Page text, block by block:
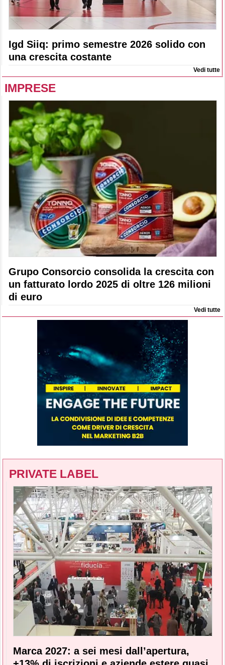
Igd Siiq: primo semestre 2026 solido con
una crescita costante
Vedi tutte
IMPRESE
Grupo Consorcio consolida la crescita con
un fatturato lordo 2025 di oltre 126 milioni
di euro
Vedi tutte
PRIVATE LABEL
Marca 2027: a sei mesi dall’apertura,